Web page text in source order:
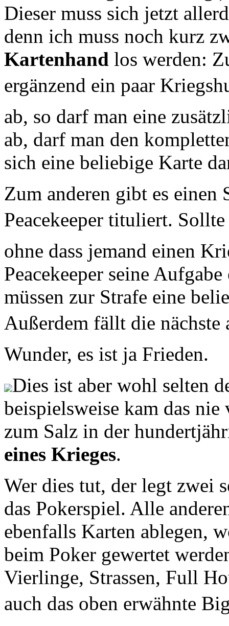
Dieser muss sich jetzt
denn ich muss noch kurz
Kartenhand los werden:
ergänzend ein paar
ab, so darf man eine
ab, darf man den
sich eine beliebige Karte
Zum anderen gibt es einen
Peacekeeper tituliert.
ohne dass jemand einen
Peacekeeper seine
müssen zur Strafe eine
Außerdem fällt die nächste
Wunder, es ist ja Frieden.
Dies ist aber wohl selten
beispielsweise kam das
zum Salz in der
eines Krieges.
Wer dies tut, der legt zwei
das Pokerspiel. Alle
ebenfalls Karten ablegen,
beim Poker gewertet
Vierlinge, Strassen, Full
auch das oben erwähnte